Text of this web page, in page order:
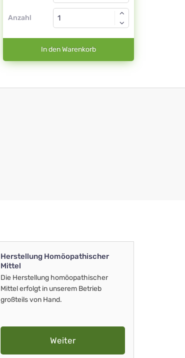
Anzahl
In den Warenkorb
Herstellung Homöopathischer
Mittel
Die Herstellung homöopathischer
Mittel erfolgt in unserem Betrieb
großteils von Hand.
Weiter